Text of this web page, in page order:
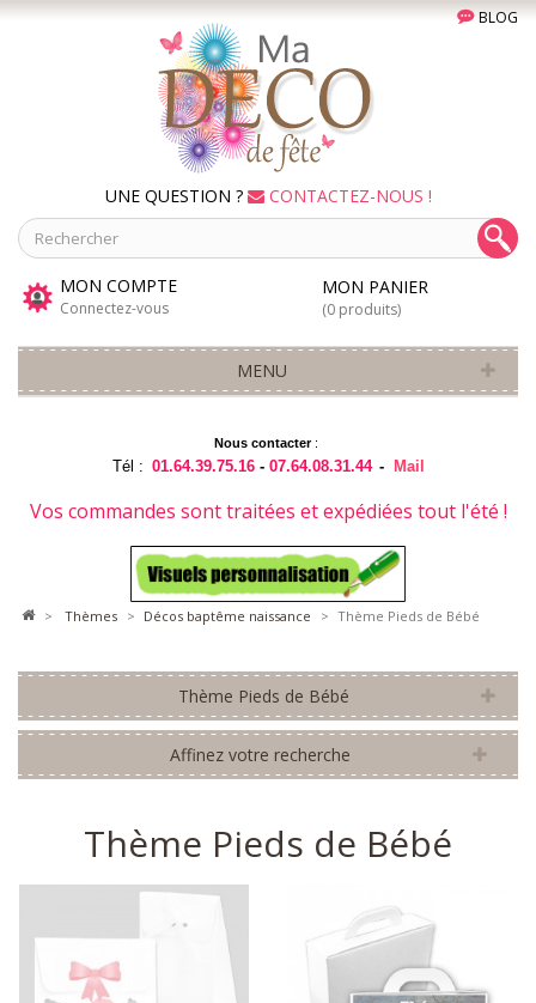
BLOG
UNE QUESTION ? CONTACTEZ-NOUS !
MON COMPTE
Connectez-vous
MON PANIER
(0 produits)
MENU
Nous contacter:
Tél : 01.64.39.75.16 -07.64.08.31.44 - Mail
Vos commandes sont traitées et expédiées tout l'été !
> thèmes > décos baptême naissance > Thème Pieds de Bébé
Thème Pieds de Bébé
Affinez votre recherche
Thème Pieds de Bébé